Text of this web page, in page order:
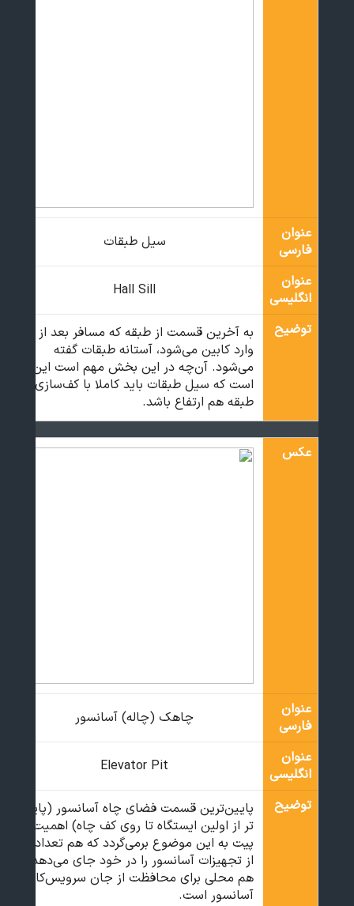
عنوان
فارسی
سیل طبقات
عنوان
انگلیسی
Hall Sill
توضیح
به آخرین قسمت از طبقه که مسافر بعد از آن
وارد کابین می‌شود، آستانه طبقات گفته
می‌شود. آن‌چه در این بخش مهم است این
است که سیل طبقات باید کاملا با کف‌سازی
طبقه هم ارتفاع باشد.
عکس
عنوان
فارسی
چاهک (چاله) آسانسور
عنوان
انگلیسی
Elevator Pit
توضیح
پایین‌ترین قسمت فضای چاه آسانسور (پایین
تر از اولین ایستگاه تا روی کف چاه) اهمیت
پیت به این موضوع برمی‌گردد که هم تعدادی
از تجهیزات آسانسور را در خود جای می‌دهد و
هم محلی برای محافظت از جان سرویس‌کار
آسانسور است.